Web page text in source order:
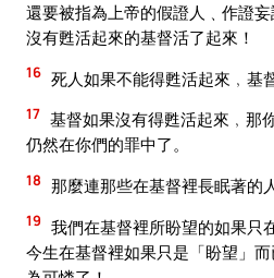
還要被指為上帝的假證人﹑作證
沒有甦活起來的基督活了起來！
16 死人如果不能得甦活起來﹐基
17 基督如果沒有得甦活起來﹐那
仍然在你們的罪中了。
18 那麼連那些在基督裡長眠著的
19 我們在基督裡所盼望的如果只
今生在基督裡如果只是「盼望」